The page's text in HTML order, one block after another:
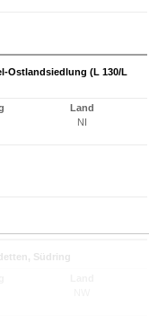
Ostlandsiedlung (L 130/L
Land
NI
Südring